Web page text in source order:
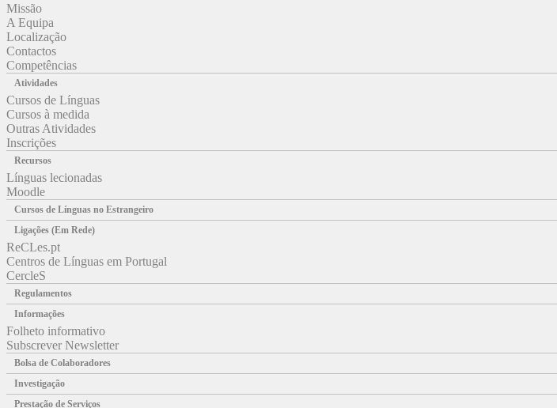
Missão
A Equipa
Localização
Contactos
Competências
Atividades
Cursos de Línguas
Cursos à medida
Outras Atividades
Inscrições
Recursos
Línguas lecionadas
Moodle
Cursos de Línguas no Estrangeiro
Ligações (Em Rede)
ReCLes.pt
Centros de Línguas em Portugal
CercleS
Regulamentos
Informações
Folheto informativo
Subscrever Newsletter
Bolsa de Colaboradores
Investigação
Prestação de Serviços